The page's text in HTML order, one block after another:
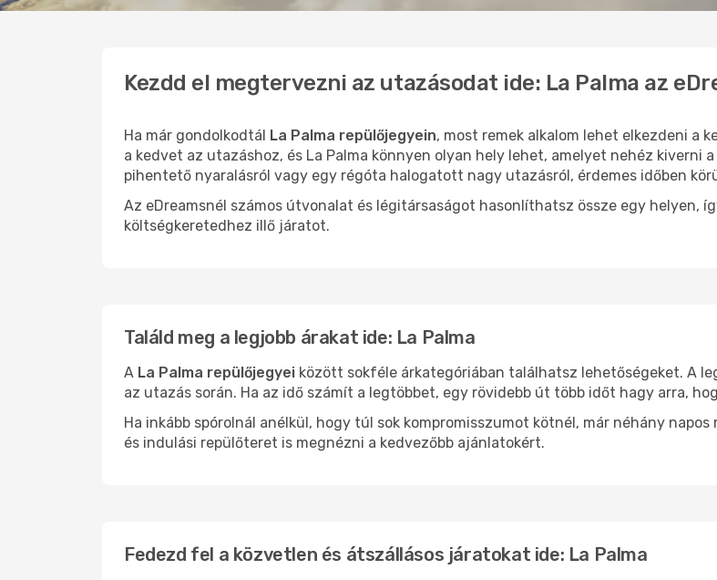
Kezdd el megtervezni az utazásodat ide: La Palma az
Ha már gondolkodtál La Palma repülőjegyein, most remek alkalom lehet elkezdeni a
a kedvet az utazáshoz, és La Palma könnyen olyan hely lehet, amelyet nehéz kiverni
pihentető nyaralásról vagy egy régóta halogatott nagy utazásról, érdemes időben
Az eDreamsnél számos útvonalat és légitársaságot hasonlíthatsz össze egy helyen,
költségkeretedhez illő járatot.
Találd meg a legjobb árakat ide: La Palma
A La Palma repülőjegyei között sokféle árkategóriában találhatsz lehetőségeket. A
az utazás során. Ha az idő számít a legtöbbet, egy rövidebb út több időt hagy arra,
Ha inkább spórolnál anélkül, hogy túl sok kompromisszumot kötnél, már néhány
és indulási repülőteret is megnézni a kedvezőbb ajánlatokért.
Fedezd fel a közvetlen és átszállásos járatokat ide: La Palma